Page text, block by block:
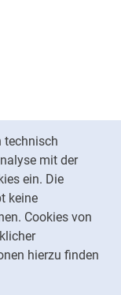
technisch
mit der
ein. Die
keine
Cookies von
hierzu finden